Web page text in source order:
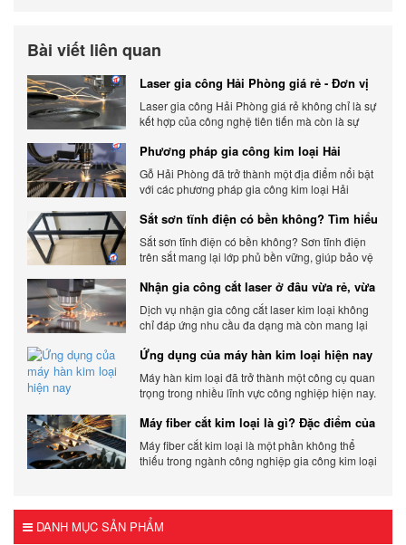
Bài viết liên quan
Laser gia công Hải Phòng giá rẻ - Đơn vị
gia công báo giá chính xác
Laser gia công Hải Phòng giá rẻ không chỉ là sự
kết hợp của công nghệ tiên tiến mà còn là sự
khách hàng. Xem ngay nhé.
Phương pháp gia công kim loại Hải
Phòng phổ biến hiện nay
Gỗ Hải Phòng đã trở thành một địa điểm nổi bật
với các phương pháp gia công kim loại Hải
Sắt sơn tĩnh điện có bền không? Tìm hiểu
chi tiết
Sắt sơn tĩnh điện có bền không? Sơn tĩnh điện
trên sắt mang lại lớp phủ bền vững, giúp bảo vệ
động bên ngoài.
Nhận gia công cắt laser ở đâu vừa rẻ, vừa
chất lượng
Dịch vụ nhận gia công cắt laser kim loại không
chỉ đáp ứng nhu cầu đa dạng mà còn mang lại
Ứng dụng của máy hàn kim loại hiện nay
Máy hàn kim loại đã trở thành một công cụ quan
trọng trong nhiều lĩnh vực công nghiệp hiện nay.
Máy fiber cắt kim loại là gì? Đặc điểm của
máy fiber
Máy fiber cắt kim loại là một phần không thể
thiếu trong ngành công nghiệp gia công kim loại
DANH MỤC SẢN PHẨM